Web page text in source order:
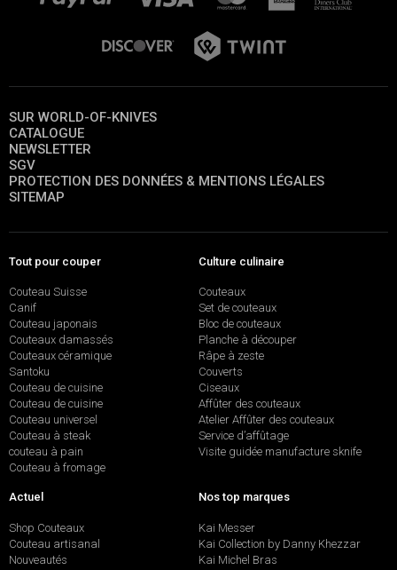
SUR WORLD-OF-KNIVES
CATALOGUE
NEWSLETTER
SGV
PROTECTION DES DONNÉES & MENTIONS LÉGALES
SITEMAP
Tout pour couper
Couteau Suisse
Canif
Couteau japonais
Couteaux damassés
Couteaux céramique
Santoku
Couteau de cuisine
Couteau de cuisine
Couteau universel
Couteau à steak
couteau à pain
Couteau à fromage
Culture culinaire
Couteaux
Set de couteaux
Bloc de couteaux
Planche à découper
Râpe à zeste
Couverts
Ciseaux
Affûter des couteaux
Atelier Affûter des couteaux
Service d’affûtage
Visite guidée manufacture sknife
Actuel
Shop Couteaux
Couteau artisanal
Nouveautés
Nos top marques
Kai Messer
Kai Collection by Danny Khezzar
Kai Michel Bras